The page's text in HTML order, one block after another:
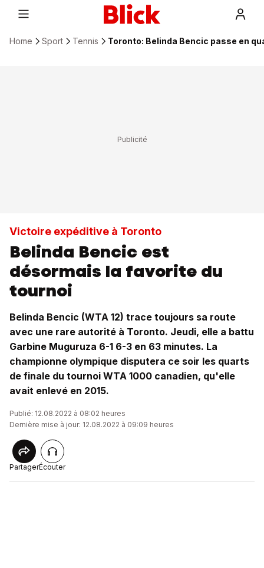
Home Sport Tennis Toronto: Belinda Bencic passe en
Victoire expéditive à Toronto
Belinda Bencic est
désormais la favorite du
tournoi
Belinda Bencic (WTA 12) trace toujours sa route
avec une rare autorité à Toronto. Jeudi, elle a battu
Garbine Muguruza 6-1 6-3 en 63 minutes. La
championne olympique disputera ce soir les quarts
de finale du tournoi WTA 1000 canadien, qu'elle
avait enlevé en 2015.
Publié: 12.08.2022 à 08:02 heures
Dernière mise à jour: 12.08.2022 à 09:09 heures
PartagerÉcouter